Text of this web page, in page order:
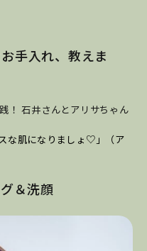
手入れ、教えま
！ 石井さんとアリサちゃん
な肌になりましょ♡」（ア
＆洗顔